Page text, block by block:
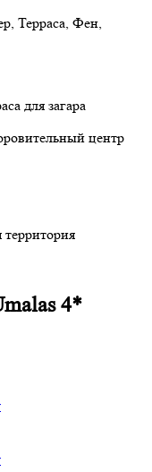
Терраса, Фен,
для загара
центр
4*